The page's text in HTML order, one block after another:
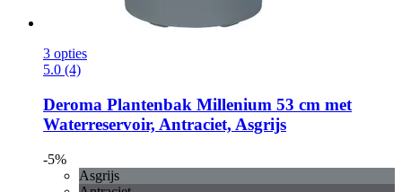
3 opties
5.0 (4)
Deroma Plantenbak Millenium 53 cm met
Waterreservoir, Antraciet, Asgrijs
-5%
Asgrijs